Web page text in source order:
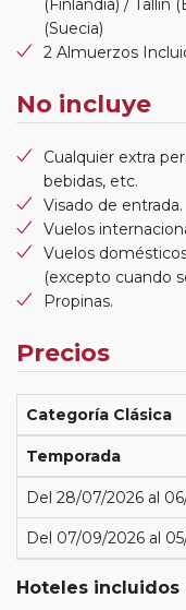
(Finlandia) / Tallin
(Suecia)
2 Almuerzos
No incluye
Cualquier extra
bebidas, etc.
Visado de entrada.
Vuelos
Vuelos
(excepto cuando
Propinas.
Precios
Categoría Clásica
Temporada
Del 28/07/2026 al
Del 07/09/2026 al
Hoteles incluidos